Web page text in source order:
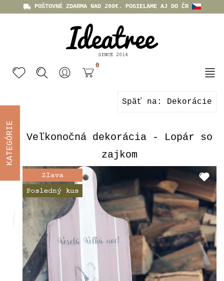
POŠTOVNÉ ZDARMA NAD 200€. POSIELAME AJ DO ČR
0
Späť na: Dekorácie
Veľkonočná dekorácia - Lopár so
zajkom
KATEGÓRIE